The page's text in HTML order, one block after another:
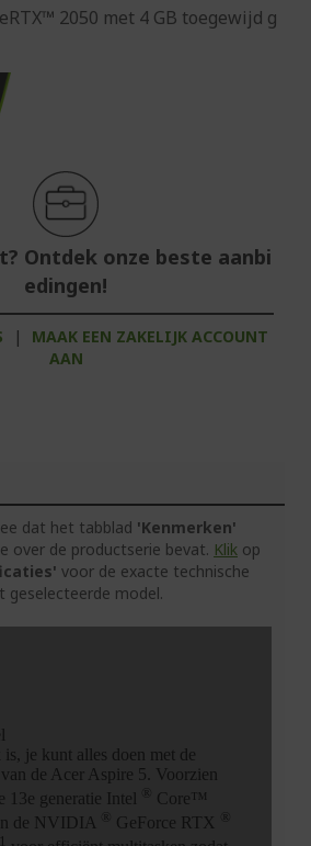
2050 met 4 GB toegewijd g
Ontdek onze beste aanbi
edingen!
|
MAAK EEN ZAKELIJK ACCOUNT
AAN
dat het tabblad 'Kenmerken'
over de productserie bevat. Klik op
voor de exacte technische
geselecteerde model.